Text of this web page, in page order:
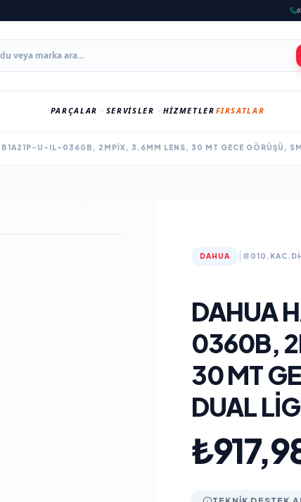
PARÇALAR SERVISLER HIZMETLER FIRSATLAR
U-IL-0360B, 2MPIX, 3.6MM LENS, 30 MT GECE GÖRÜŞÜ,
DAHUA
DAHUA
0360B,
30 MT
DUAL